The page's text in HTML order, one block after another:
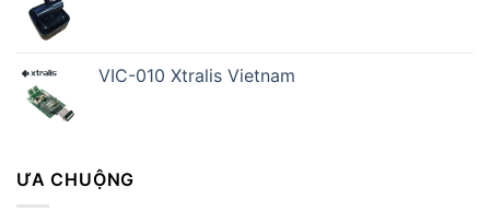
VIC-010 Xtralis Vietnam
ƯA CHUỘNG